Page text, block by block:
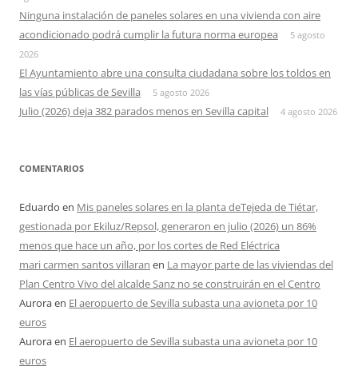
Ninguna instalación de paneles solares en una vivienda con aire
acondicionado podrá cumplir la futura norma europea
5 agosto
2026
El Ayuntamiento abre una consulta ciudadana sobre los toldos en
las vías públicas de Sevilla
5 agosto 2026
Julio (2026) deja 382 parados menos en Sevilla capital 4 agosto 2026
COMENTARIOS
Eduardo en Mis paneles solares en la planta deTejeda de Tiétar,
gestionada por Ekiluz/Repsol, generaron en julio (2026) un 86%
menos que hace un año, por los cortes de Red Eléctrica
mari carmen santos villaran en La mayor parte de las viviendas del
Plan Centro Vivo del alcalde Sanz no se construirán en el Centro
Auroraen El aeropuerto de Sevilla subasta una avioneta por 10
euros
Auroraen El aeropuerto de Sevilla subasta una avioneta por 10
euros